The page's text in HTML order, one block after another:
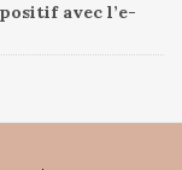
avec l’e-